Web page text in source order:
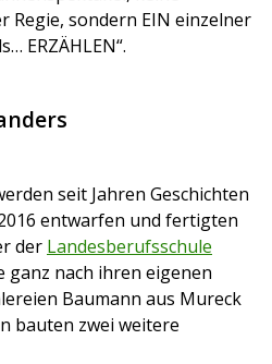
Regie, sondern EIN einzelner
ERZÄHLEN“.
seit Jahren Geschichten
entwarfen und fertigten
der Landesberufsschule
ganz nach ihren eigenen
Baumann aus Mureck
bauten zwei weitere